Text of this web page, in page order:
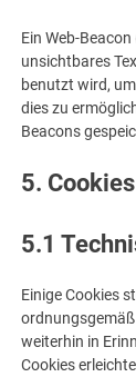
Ein Web-
unsichtbares
benutzt wird,
dies zu
Beacons
5. Cookies
5.1
Einige Cookies
weiterhin in
Cookies